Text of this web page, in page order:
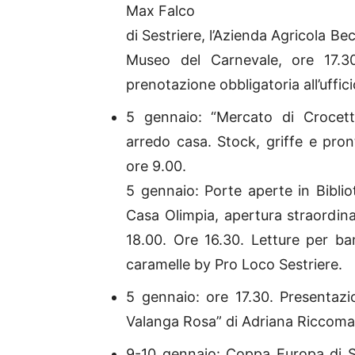
Max Falco
di Sestriere, l’Azienda Agricola
Museo del Carnevale, ore
prenotazione obbligatoria
5 gennaio: “Mercato di
arredo casa. Stock, griffe e
ore 9.00.
5 gennaio: Porte aperte in
Casa Olimpia, apertura
18.00. Ore 16.30. Letture per
caramelle by Pro Loco Sestriere.
5 gennaio: ore 17.30.
Valanga Rosa” di Adriana